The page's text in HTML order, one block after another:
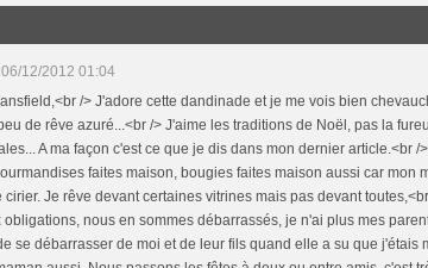
06/12/2012 01:04
/> J'adore cette dandinade et je me vois bien
de rêve azuré...<br /> J'aime les traditions de Noël, pas la
A ma façon c'est ce que je dis dans mon dernier article.<br /
faites maison, bougies faites maison aussi car mon
cirier. Je rêve devant certaines vitrines mais pas devant
obligations, nous en sommes débarrassés, je n'ai plus mes
se débarrasser de moi et de leur fils quand elle a su que j'étais